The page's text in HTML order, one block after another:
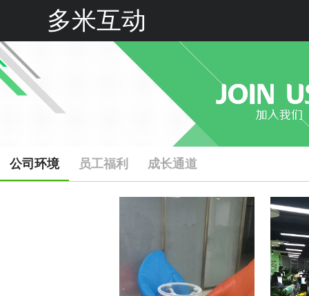
多米互动
公司环境 员工福利 成长通道